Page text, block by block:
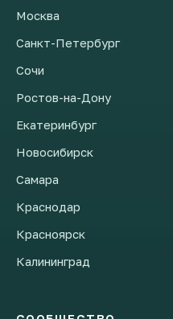
Москва
Санкт-Петербург
Сочи
Ростов-на-Дону
Екатеринбург
Новосибирск
Самара
Краснодар
Красноярск
Калининград